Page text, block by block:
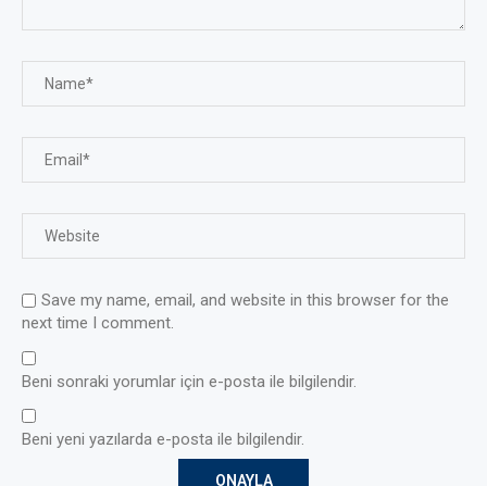
Save my name, email, and website in this browser for the
next time I comment.
Beni sonraki yorumlar için e-posta ile bilgilendir.
Beni yeni yazılarda e-posta ile bilgilendir.